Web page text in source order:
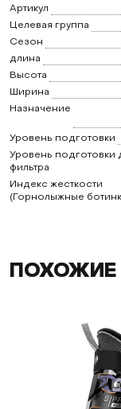
Артикул
Целевая группа
Сезон
длина
Высота
Ширина
Назначение
Уровень подготовки
Уровень подготовки
фильтра
Индекс жесткости
(Горнолыжные